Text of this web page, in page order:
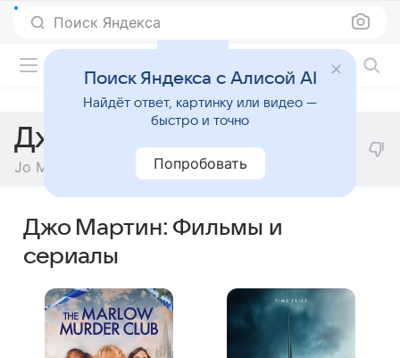
Поиск Яндекса
Джо Мартин
Jo Martin
Джо Мартин: Фильмы и
сериалы
Поиск Яндекса с Алисой AI
Найдёт ответ, картинку или видео —
быстро и точно
Попробовать